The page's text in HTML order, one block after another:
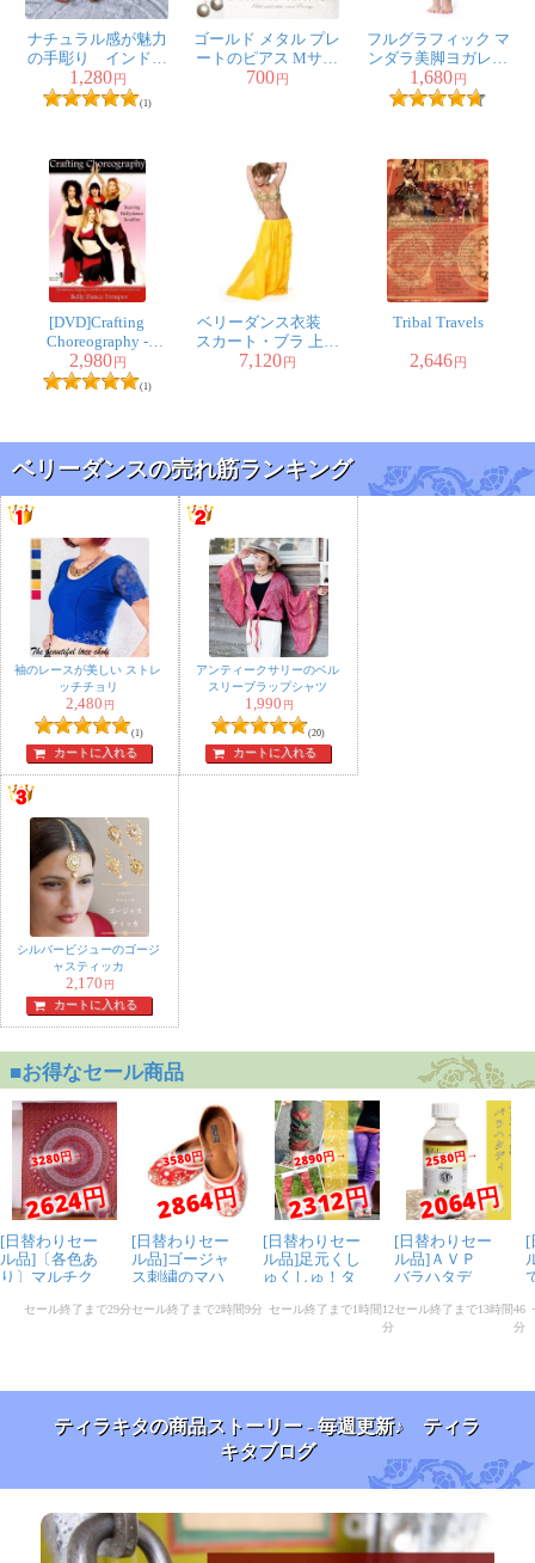
ナチュラル感が魅力
の手彫り インドの
木製トライバルピア
ス〔フェイクゲー
1,280円
(1)
ゴールド メタル プレ
ートのピアス Mサイ
ズ
700円
フルグラフィック マ
ンダラ美脚ヨガレギ
ンス - サイケデリック
マンダラ
1,680円
[DVD]Crafting
Choreography -
Starring Bellydance
Soulfire
2,980円
(1)
ベリーダンス衣装
スカート・ブラ 上下
セット
7,120円
Tribal Travels
2,646円
ベリーダンスの売れ筋ランキング
袖のレースが美しい ストレ
ッチチョリ
2,480 円
(1)
カートに入れる
アンティークサリーのベル
スリーブラップシャツ
1,990 円
(20)
カートに入れる
シルバービジューのゴージ
ャスティッカ
2,170 円
カートに入れる
ティラキタの商品ストーリー - 毎週更新♪ ティラ
キタブログ